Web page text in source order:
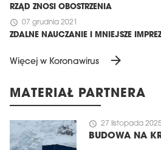
RZĄD ZNOSI OBOSTRZENIA
schedule 07 grudnia 2021
ZDALNE NAUCZANIE I MNIEJSZE
Więcej w Koronawirus arrow_forward
MATERIAŁ PARTNERA
schedule 27 listopada
BUDOWA NA